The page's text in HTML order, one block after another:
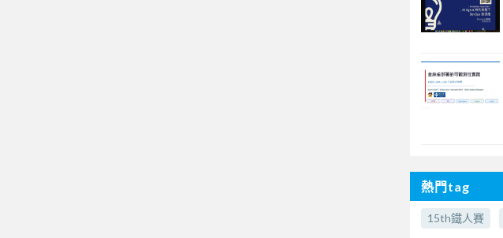
熱門tag
15th鐵人賽